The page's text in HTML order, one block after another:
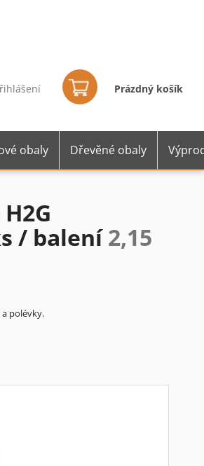
košík
Prázdný košík
obaly Dřevěné obaly
/ balení2,15
polévky.